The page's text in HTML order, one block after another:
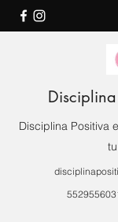
Disciplina Positiva